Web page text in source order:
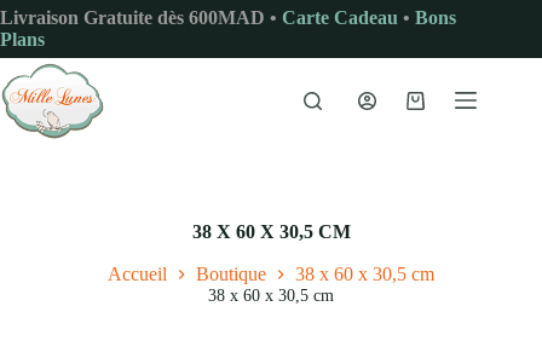
Passer
au
contenu
Livraison Gratuite dès 600MAD • Carte Cadeau • Bons
Plans
Panier
38 X 60 X 30,5 CM
Accueil Boutique 38 x 60 x 30,5 cm
38 x 60 x 30,5 cm